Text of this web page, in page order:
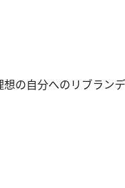
の自分へのリブラン